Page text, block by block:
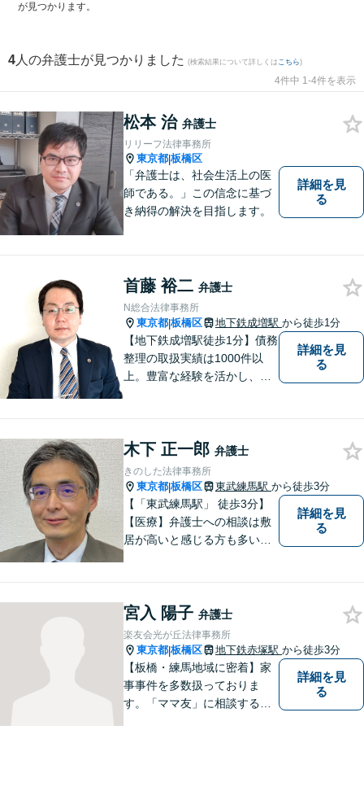
が見つかります。
4 人の弁護士が見つかりました (検索結果について詳しくは こちら)
4件中 1-4件を表示
松本 治 弁護士
リリーフ法律事務所
東京都|板橋区
「弁護士は、社会生活上の医
師である。」この信念に基づ
き納得の解決を目指します。
詳細を見
る
首藤 裕二 弁護士
N総合法律事務所
東京都|板橋区 地下鉄成増駅 から徒歩1分
【地下鉄成増駅徒歩1分】債務
整理の取扱実績は1000件以
上。豊富な経験を活かし、ご
脚で解決へ向けて尽力いたし
ます。まずはお気軽にご相談
ください。
詳細を見
る
木下 正一郎 弁護士
きのした法律事務所
東京都|板橋区 東武練馬駅 から徒歩3分
【「東武練馬駅」 徒歩3分】
【医療】弁護士への相談は敷
居が高いと感じる方も多いか
目指すサービスを提供してい
ます。 何か困ったことがあれ
ば、まずはお気軽にご相談く
ださい。
詳細を見
る
宮入 陽子 弁護士
楽友会光が丘法律事務所
東京都|板橋区 地下鉄赤塚駅 から徒歩3分
【板橋・練馬地域に密着】家
事事件を多数扱っておりま
す。「ママ友」に相談するよ
詳細を見
る